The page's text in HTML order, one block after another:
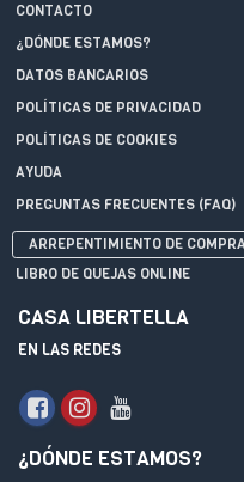
CONTACTO
¿DÓNDE ESTAMOS?
DATOS BANCARIOS
POLÍTICAS DE PRIVACIDAD
POLÍTICAS DE COOKIES
AYUDA
PREGUNTAS FRECUENTES (FAQ)
ARREPENTIMIENTO DE
LIBRO DE QUEJAS ONLINE
CASA LIBERTELLA
EN LAS REDES
¿DÓNDE ESTAMOS?